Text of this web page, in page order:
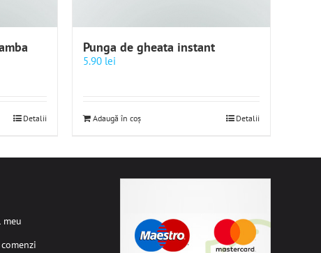
Detalii
Punga de gheata instant
5.90 lei
Adaugă în coș Detalii
meu